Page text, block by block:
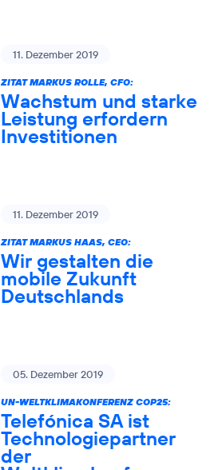
11. Dezember 2019
ZITAT MARKUS ROLLE, CFO:
Wachstum und starke
Leistung erfordern
Investitionen
11. Dezember 2019
ZITAT MARKUS HAAS, CEO:
Wir gestalten die
mobile Zukunft
Deutschlands
05. Dezember 2019
UN-WELTKLIMAKONFERENZ COP25:
Telefónica SA ist
Technologiepartner
der